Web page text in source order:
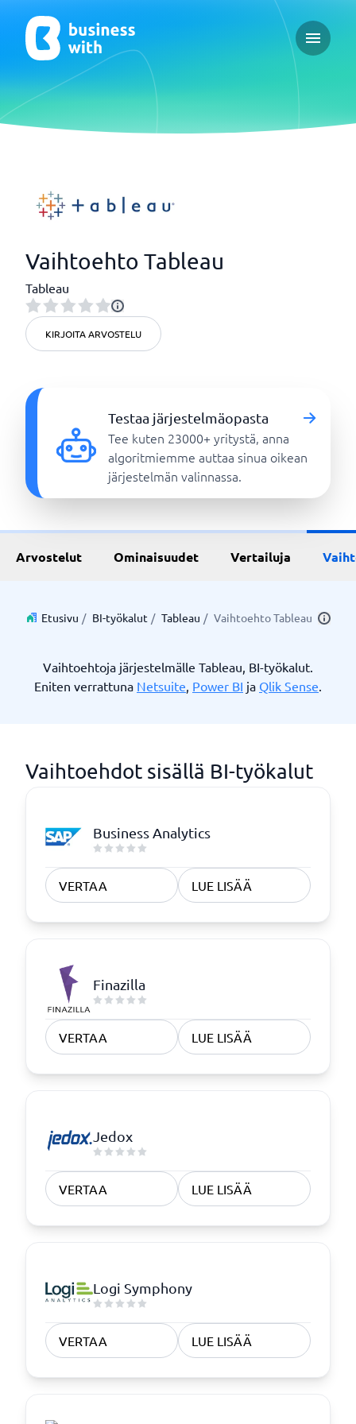
Open
Vaihtoehto Tableau
Tableau
KIRJOITA ARVOSTELU
Testaa järjestelmäopasta
Tee kuten 23000+ yritystä, anna
algoritmiemme auttaa sinua oikean
järjestelmän valinnassa.
Arvostelut Ominaisuudet Vertailuja
Etusivu / BI-työkalut / Tableau / Vaihtoehto Tableau
Vaihtoehtoja järjestelmälle Tableau, BI-työkalut.
Eniten verrattuna Netsuite, Power BI ja Qlik Sense.
Vaihtoehdot sisällä BI-työkalut
Business Analytics
VERTAA LUE LISÄÄ
Finazilla
VERTAA LUE LISÄÄ
Jedox
VERTAA LUE LISÄÄ
Logi Symphony
VERTAA LUE LISÄÄ